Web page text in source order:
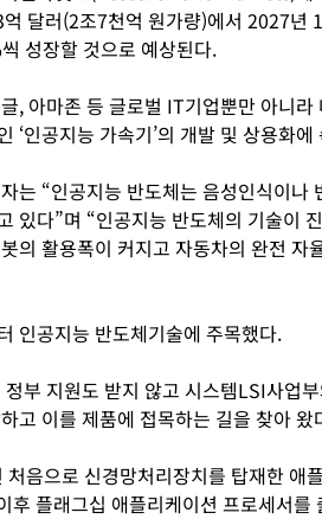
달러(2조7천억 원가량)에서 2027년
성장할 것으로 예상된다.
, 아마존 등 글로벌 IT기업뿐만 아니
‘인공지능 가속기’의 개발 및 상용화
는 “인공지능 반도체는 음성인식이나
있다”며 “인공지능 반도체의 기술이
의 활용폭이 커지고 자동차의 완전 자
인공지능 반도체기술에 주목했다.
부 지원도 받지 않고 시스템LSI사업
고 이를 제품에 접목하는 길을 찾아 왔
음으로 신경망처리장치를 탑재한 애
후 플래그십 애플리케이션 프로세서를